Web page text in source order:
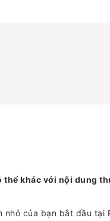
khác với nội dung
nhỏ của bạn bắt đầu tại